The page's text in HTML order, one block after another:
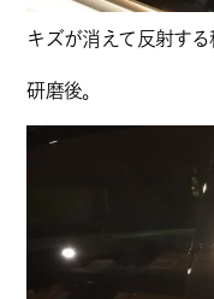
キズが消えて反射する
研磨後。